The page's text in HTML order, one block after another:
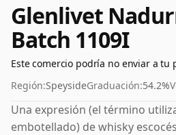
Glenlivet
Batch 1109I
Este comercio podría no enviar a tu
Región:SpeysideGraduación:54.2%
Una expresión (el término
embotellado) de whisky